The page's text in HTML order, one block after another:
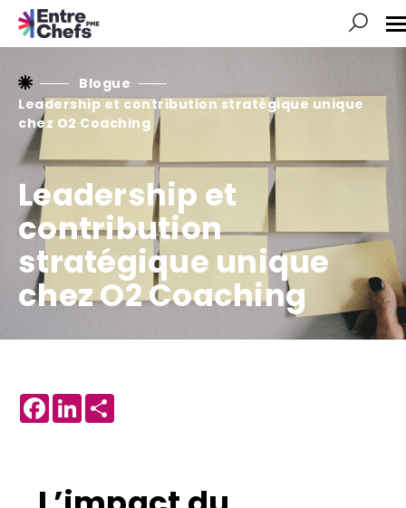
la
Blogue
Leadership et contribution stratégique unique
chez O2 Coaching
Leadership et
contribution
stratégique unique
chez O2 Coaching
Facebook
LinkedIn